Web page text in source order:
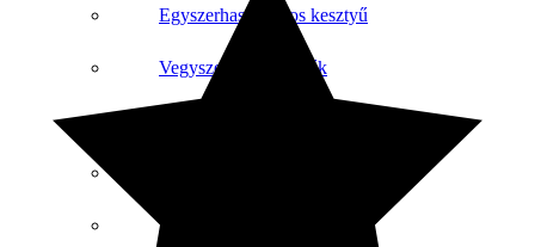
Egyszerhasználatos kesztyű
Vegyszerálló kesztyűk
Hidegálló kesztyű